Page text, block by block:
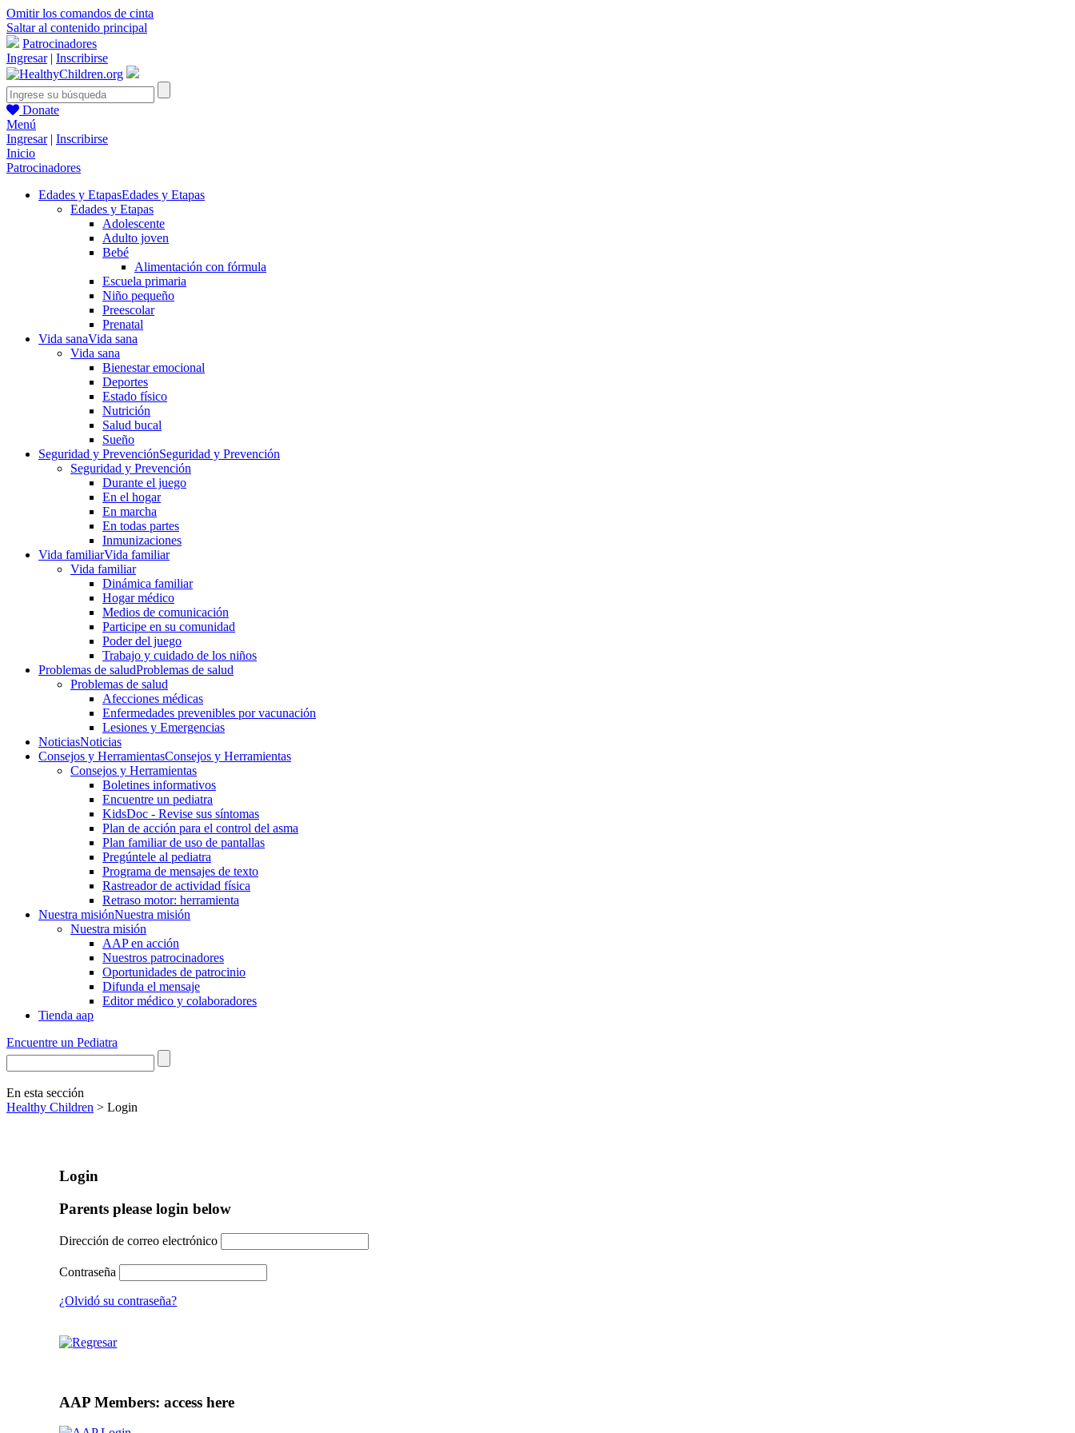
Omitir los comandos de cinta
Saltar al contenido principal
Patrocinadores
Ingresar| Inscribirse
Donate
Menú
Ingresar| Inscribirse
Inicio
Patrocinadores
Edades y EtapasEdades y Etapas
Edades y Etapas
Adolescente
Adulto joven
Bebé
Alimentación con fórmula
Escuela primaria
Niño pequeño
Preescolar
Prenatal
Vida sanaVida sana
Vida sana
Bienestar emocional
Deportes
Estado físico
Nutrición
Salud bucal
Sueño
Seguridad y PrevenciónSeguridad y Prevención
Seguridad y Prevención
Durante el juego
En el hogar
En marcha
En todas partes
Inmunizaciones
Vida familiarVida familiar
Vida familiar
Dinámica familiar
Hogar médico
Medios de comunicación
Participe en su comunidad
Poder del juego
Trabajo y cuidado de los niños
Problemas de saludProblemas de salud
Problemas de salud
Afecciones médicas
Enfermedades prevenibles por vacunación
Lesiones y Emergencias
NoticiasNoticias
Consejos y HerramientasConsejos y Herramientas
Consejos y Herramientas
Boletines informativos
Encuentre un pediatra
KidsDoc - Revise sus síntomas
Plan de acción para el control del asma
Plan familiar de uso de pantallas
Pregúntele al pediatra
Programa de mensajes de texto
Rastre​​ador de activida​d física
Retraso motor: herramienta
Nuestra misiónNuestra misión
Nuestra misión
AAP en acción
Nuestros patrocinadores
Oportunidades de patrocinio
Difunda el mensaje
Editor médico y colaboradores
Tienda aap
Encuentre un Pediatra
En esta sección
Healthy Children > Login
Login
Parents please login below
Dirección de correo electrónico
Contraseña
¿Olvidó su contraseña?
AAP Members: access here